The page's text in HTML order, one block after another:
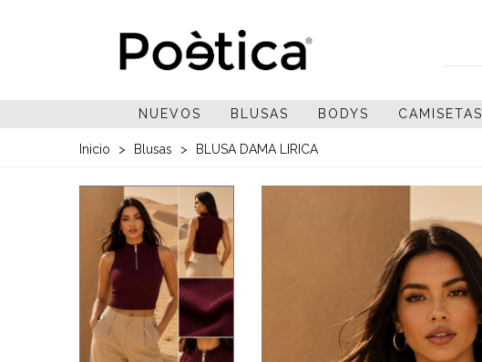
NUEVOS BLUSAS BODYS CAMISETAS
Inicio > Blusas > BLUSA DAMA LIRICA